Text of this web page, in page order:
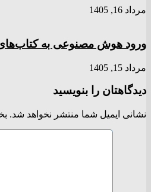
مرداد 16, 1405
ورود هوش مصنوعی به
مرداد 15, 1405
دیدگاهتان را بنویسید
نشانی ایمیل شما منتشر نخواهد شد.